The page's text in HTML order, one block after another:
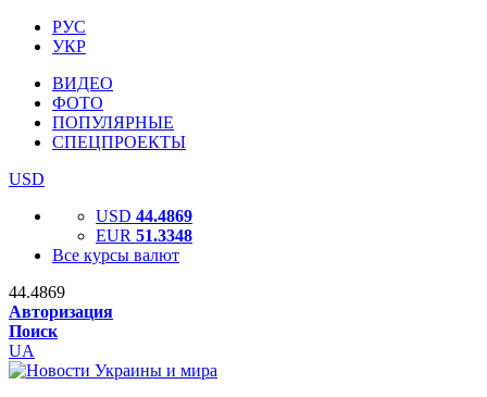
РУС
УКР
ВИДЕО
ФОТО
ПОПУЛЯРНЫЕ
СПЕЦПРОЕКТЫ
USD
USD 44.4869
EUR 51.3348
Все курсы валют
44.4869
Авторизация
Поиск
UA